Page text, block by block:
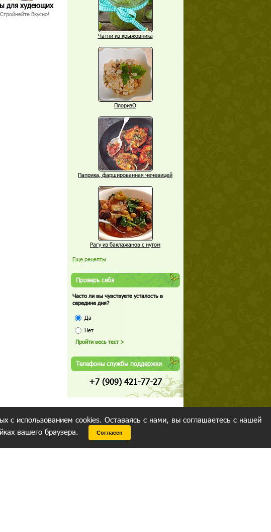
для худеющих
Вкусно!
Чатни из крыжовника
ПлоризО
Паприка, фаршированная чечевицей
Рагу из баклажанов с нутом
Еще рецепты
Проверь себя
Часто ли вы чувствуете усталость в
середине дня?
Да
Нет
Телефоны службы поддержки
+7 (909) 421-77-27
с использованием cookies. Оставаясь с нами, вы соглашаетесь с нашей
вашего браузера. Согласен